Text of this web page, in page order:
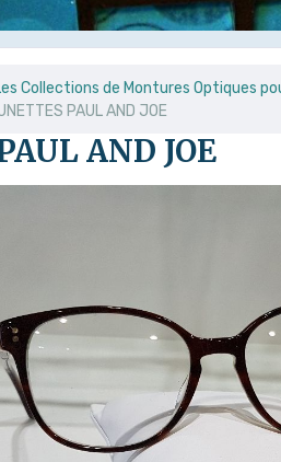
Collections de Montures Optiques
PAUL AND JOE
AND JOE